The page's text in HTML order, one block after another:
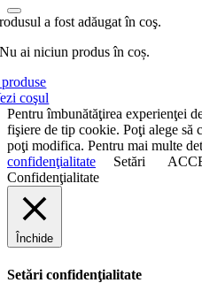
a fost adăugat în coş.
Nu ai niciun produs în coș.
coşul
Pentru îmbunătăţirea experienţei
fişiere de tip cookie. Poţi alege să
poţi modifica. Pentru mai multe
confidenţialitate
Setări
Confidenţialitate
Închide
Setări confidenţialitate